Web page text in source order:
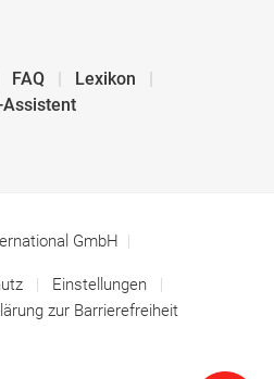
FAQ
Lexikon
GmbH
Einstellungen
zur Barrierefreiheit